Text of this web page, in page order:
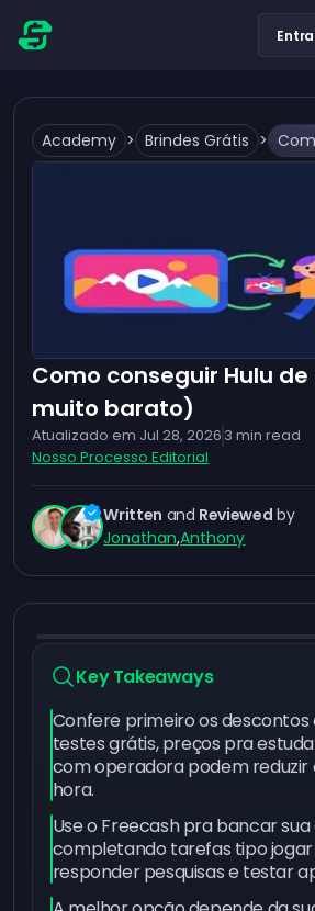
Academy > Brindes Grátis >
Como conseguir Hulu
muito barato)
Atualizado em Jul 28, 2026 3 min read
Nosso Processo Editorial
Written and Reviewed by
Jonathan,Anthony
Key Takeaways
Confere primeiro os descontos
testes grátis, preços pra
com operadora podem reduzir
hora.
Use o Freecash pra bancar
completando tarefas tipo jogar
responder pesquisas e testar